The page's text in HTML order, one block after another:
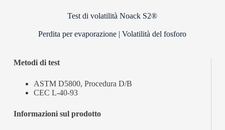
Test di volatilità Noack S2®
Perdita per evaporazione | Volatilità del fosforo
Metodi di test
ASTM D5800, Procedura D/B
CEC L-40-93
Informazioni sul prodotto